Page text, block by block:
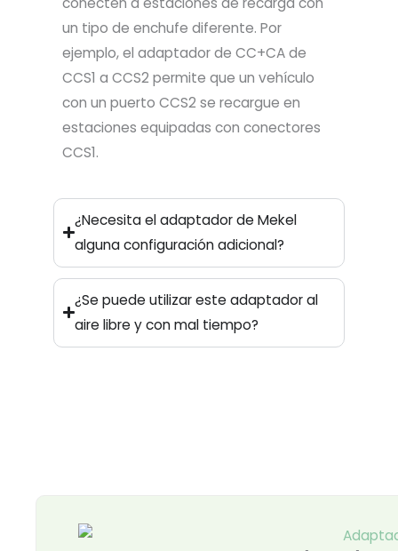
un tipo de enchufe diferente. Por
ejemplo, el adaptador de CC+CA de
CCS1 a CCS2 permite que un vehículo
con un puerto CCS2 se recargue en
estaciones equipadas con conectores
CCS1.
¿Necesita el adaptador de Mekel
alguna configuración adicional?
¿Se puede utilizar este adaptador al
aire libre y con mal tiempo?